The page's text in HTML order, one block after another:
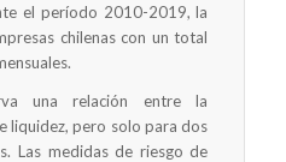
el período 2010-2019, la
chilenas con un total
una relación entre la
liquidez, pero solo para dos
Las medidas de riesgo de